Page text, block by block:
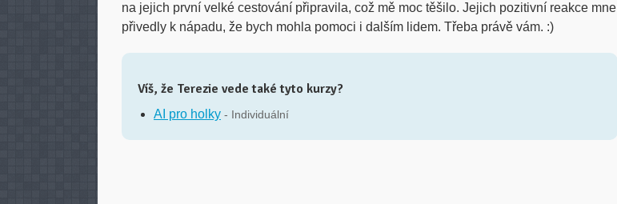
na jejich první velké cestování připravila, což mě moc těšilo. Jejich pozitivní reakce mne
přivedly k nápadu, že bych mohla pomoci i dalším lidem. Třeba právě vám. :)
Víš, že Terezie vede také tyto kurzy?
AI pro holky - Individuální